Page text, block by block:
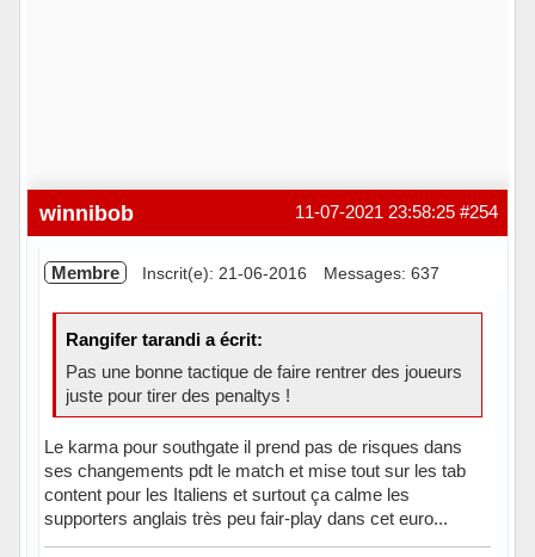
#254
11-07-2021 23:58:25
winnibob
Membre Inscrit(e): 21-06-2016 Messages: 637
Rangifer tarandi a écrit:
Pas une bonne tactique de faire rentrer des joueurs
juste pour tirer des penaltys !
Le karma pour southgate il prend pas de risques dans
ses changements pdt le match et mise tout sur les tab
content pour les Italiens et surtout ça calme les
supporters anglais très peu fair-play dans cet euro...